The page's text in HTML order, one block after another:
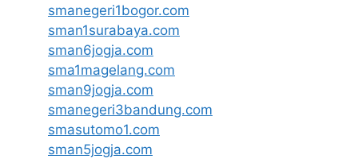
smanegeri1bogor.com
sman1surabaya.com
sman6jogja.com
sma1magelang.com
sman9jogja.com
smanegeri3bandung.com
smasutomo1.com
sman5jogja.com